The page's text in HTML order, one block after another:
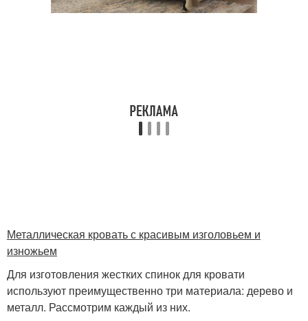
Металлическая кровать с красивым изголовьем и
изножьем
Для изготовления жестких спинок для кровати
используют преимущественно три материала: дерево и
металл. Рассмотрим каждый из них.